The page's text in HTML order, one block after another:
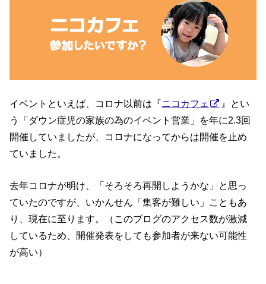
イベントといえば、コロナ以前は『 ニコカフェ
』とい
う「ダウン症児の家族の為のイベント営業」を年に2.3回
開催していましたが、コロナになってからは開催を止め
ていました。
去年コロナが明け、「そろそろ再開しようかな」と思っ
ていたのですが、いかんせん「集客が難しい」こともあ
り、現在に至ります。（このブログのアクセス数が激減
しているため、開催発表をしても参加者が来ない可能性
が高い）